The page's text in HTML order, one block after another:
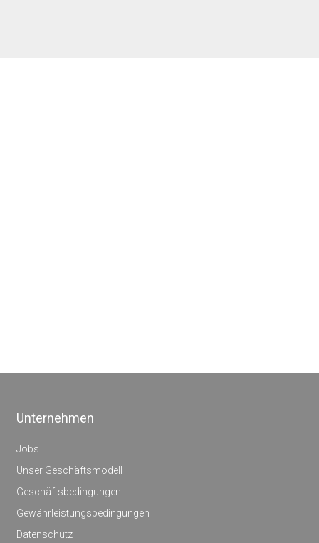
Unternehmen
Jobs
Unser Geschäftsmodell
Geschäftsbedingungen
Gewährleistungsbedingungen
Datenschutz